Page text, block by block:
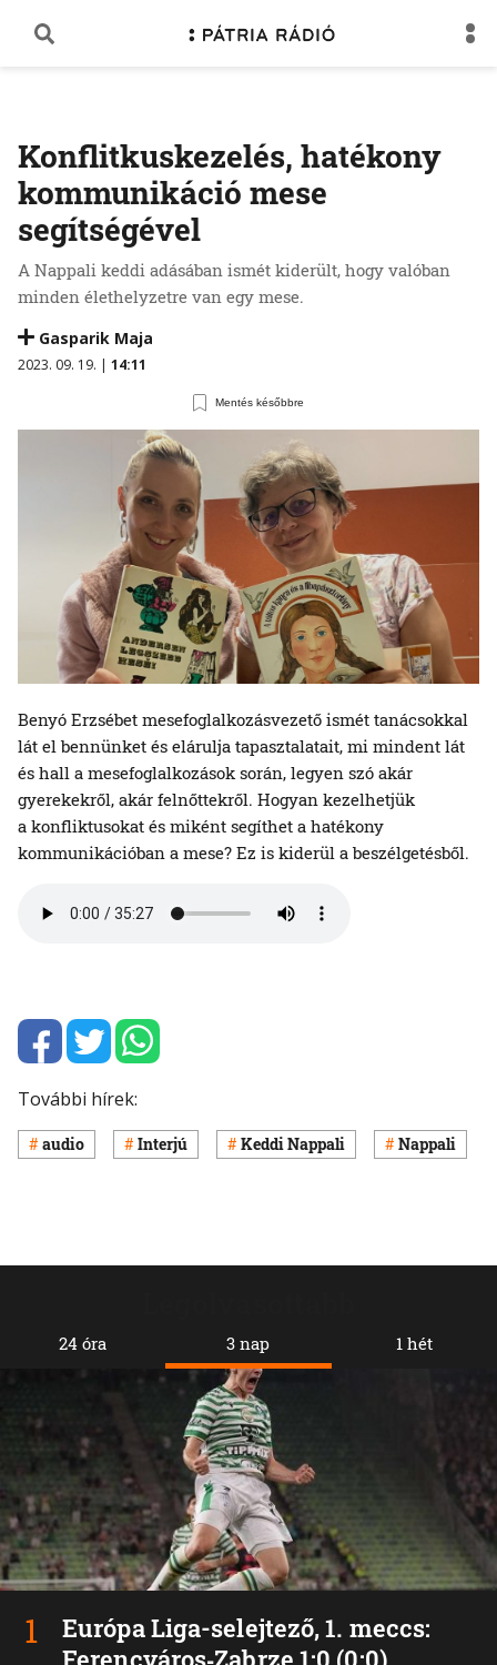
Konflitkuskezelés, hatékony
kommunikáció mese
segítségével
A Nappali keddi adásában ismét kiderült, hogy valóban
minden élethelyzetre van egy mese.
Gasparik Maja
2023. 09. 19. | 14:11
Mentés későbbre
Benyó Erzsébet mesefoglalkozásvezető ismét tanácsokkal
lát el bennünket és elárulja tapasztalatait, mi mindent lát
és hall a mesefoglalkozások során, legyen szó akár
gyerekekről, akár felnőttekről. Hogyan kezelhetjük
a konfliktusokat és miként segíthet a hatékony
kommunikációban a mese? Ez is kiderül a beszélgetésből.
További hírek:
audio Interjú Keddi Nappali Nappali
24 óra 3 nap
Európa Liga-selejtező, 1. meccs:
1 hét